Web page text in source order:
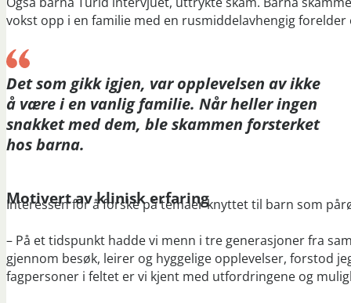
vokst opp i en familie med en rusmiddelavhengig
Det som gikk igjen, var opplevelsen av ikke
å være i en vanlig familie. Når heller ingen
snakket med dem, ble skammen forsterket
hos barna.
Motivert av klinisk erfaring
Interessen for å forske på temaer knyttet til barn som
– På et tidspunkt hadde vi menn i tre generasjoner fra
gjennom besøk, leirer og hyggelige opplevelser, forstod
fagpersoner i feltet er vi kjent med utfordringene og